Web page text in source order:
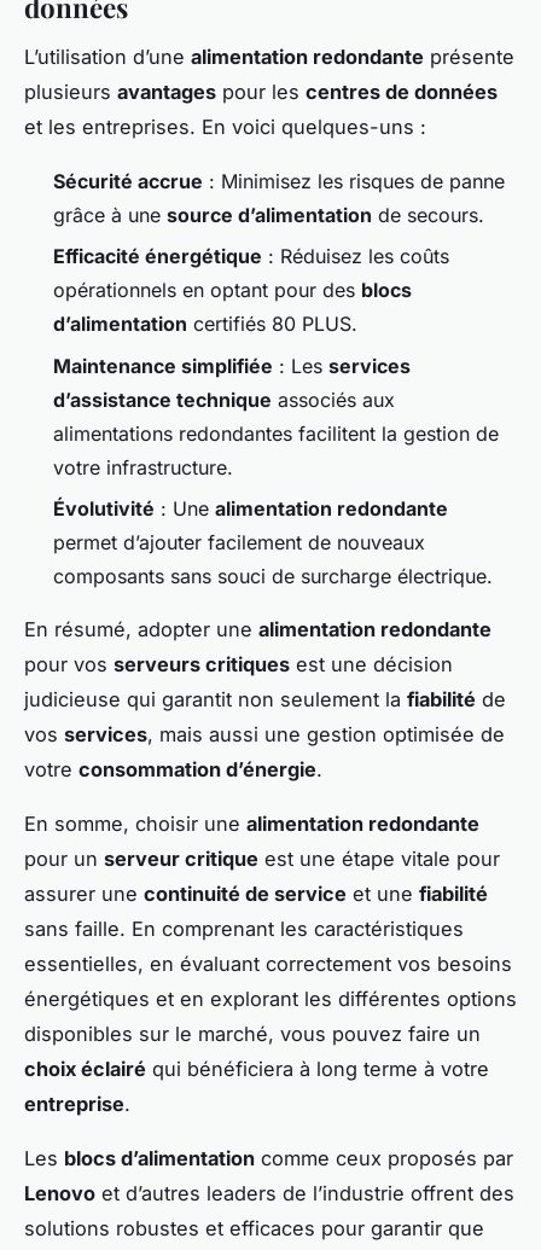
données
L’utilisation d’une alimentation redondante présente
plusieurs avantages pour les centres de données
et les entreprises. En voici quelques-uns :
Sécurité accrue : Minimisez les risques de panne
grâce à une source d’alimentation de secours.
Efficacité énergétique : Réduisez les coûts
opérationnels en optant pour des blocs
d’alimentation certifiés 80 PLUS.
Maintenance simplifiée : Les services
d’assistance technique associés aux
alimentations redondantes facilitent la gestion de
votre infrastructure.
Évolutivité : Une alimentation redondante
permet d’ajouter facilement de nouveaux
composants sans souci de surcharge électrique.
En résumé, adopter une alimentation redondante
pour vos serveurs critiques est une décision
judicieuse qui garantit non seulement la fiabilité de
vos services, mais aussi une gestion optimisée de
votre consommation d’énergie.
En somme, choisir une alimentation redondante
pour un serveur critique est une étape vitale pour
assurer une continuité de service et une fiabilité
sans faille. En comprenant les caractéristiques
essentielles, en évaluant correctement vos besoins
énergétiques et en explorant les différentes options
disponibles sur le marché, vous pouvez faire un
choix éclairé qui bénéficiera à long terme à votre
entreprise.
Les blocs d’alimentation comme ceux proposés par
Lenovo et d’autres leaders de l’industrie offrent des
solutions robustes et efficaces pour garantir que